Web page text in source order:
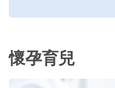
懷孕育兒